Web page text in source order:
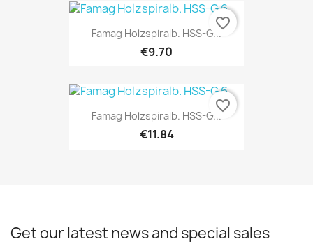
Famag Holzspiralb. HSS-G...
€9.70
favorite_border
Famag Holzspiralb. HSS-G...
€11.84
favorite_border
Get our latest news and special sales